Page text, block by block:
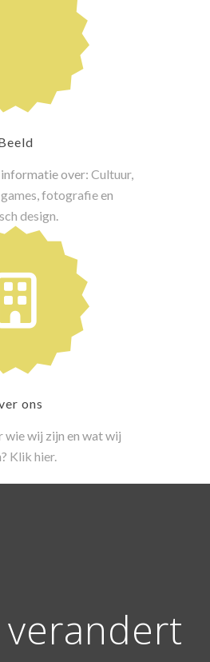
over: Cultuur,
games,fotografieen
design.
ons
wie wij zijn en wat wij
Klik hier.